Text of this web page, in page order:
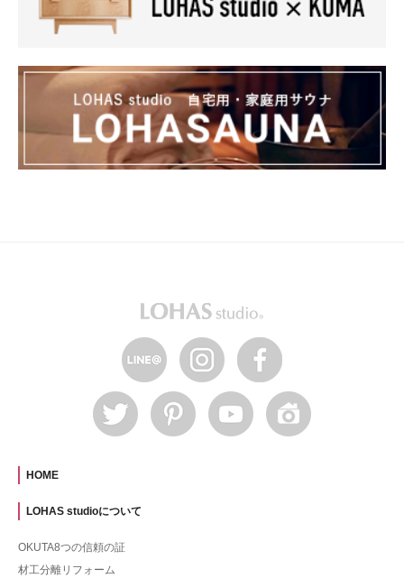
HOME
LOHAS studioについて
OKUTA8つの信頼の証
材工分離リフォーム